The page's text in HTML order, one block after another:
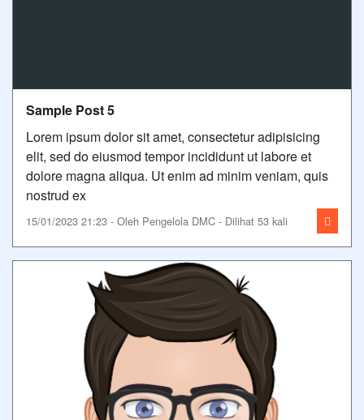
Sample Post 5
Lorem ipsum dolor sit amet, consectetur adipisicing
elit, sed do eiusmod tempor incididunt ut labore et
dolore magna aliqua. Ut enim ad minim veniam, quis
nostrud ex
15/01/2023 21:23 - Oleh Pengelola DMC - Dilihat 53 kali